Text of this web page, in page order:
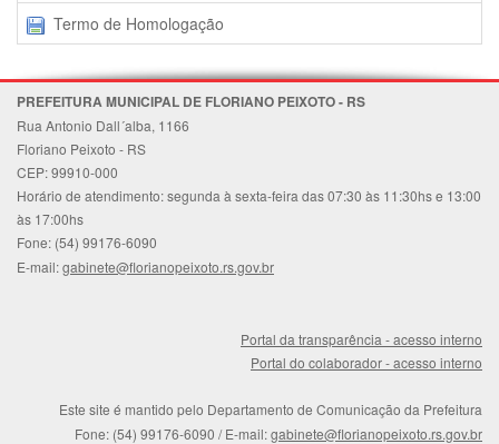
Termo de Homologação
PREFEITURA MUNICIPAL DE FLORIANO PEIXOTO - RS
Rua Antonio Dall´alba, 1166
Floriano Peixoto - RS
CEP: 99910-000
Horário de atendimento: segunda à sexta-feira das 07:30 às 11:30hs e 13:00
às 17:00hs
Fone: (54) 99176-6090
E-mail:gabinete@florianopeixoto.rs.gov.br
Portal da transparência - acesso interno
Portal do colaborador - acesso interno
Este site é mantido pelo Departamento de Comunicação da Prefeitura
Fone: (54) 99176-6090 / E-mail:gabinete@florianopeixoto.rs.gov.br